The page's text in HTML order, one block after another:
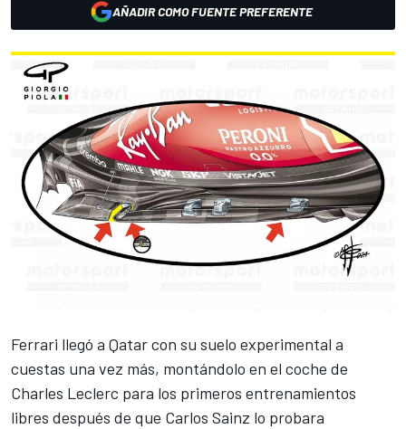
AÑADIR COMO FUENTE PREFERENTE
Ferrari llegó a Qatar con su suelo experimental a
cuestas una vez más, montándolo en el coche de
Charles Leclerc para los primeros entrenamientos
libres después de que Carlos Sainz lo probara